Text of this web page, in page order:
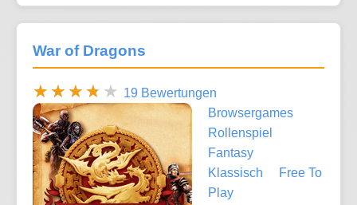
War of Dragons
19 Bewertungen
Browsergames
Rollenspiel
Fantasy
Klassisch
Free To
Play